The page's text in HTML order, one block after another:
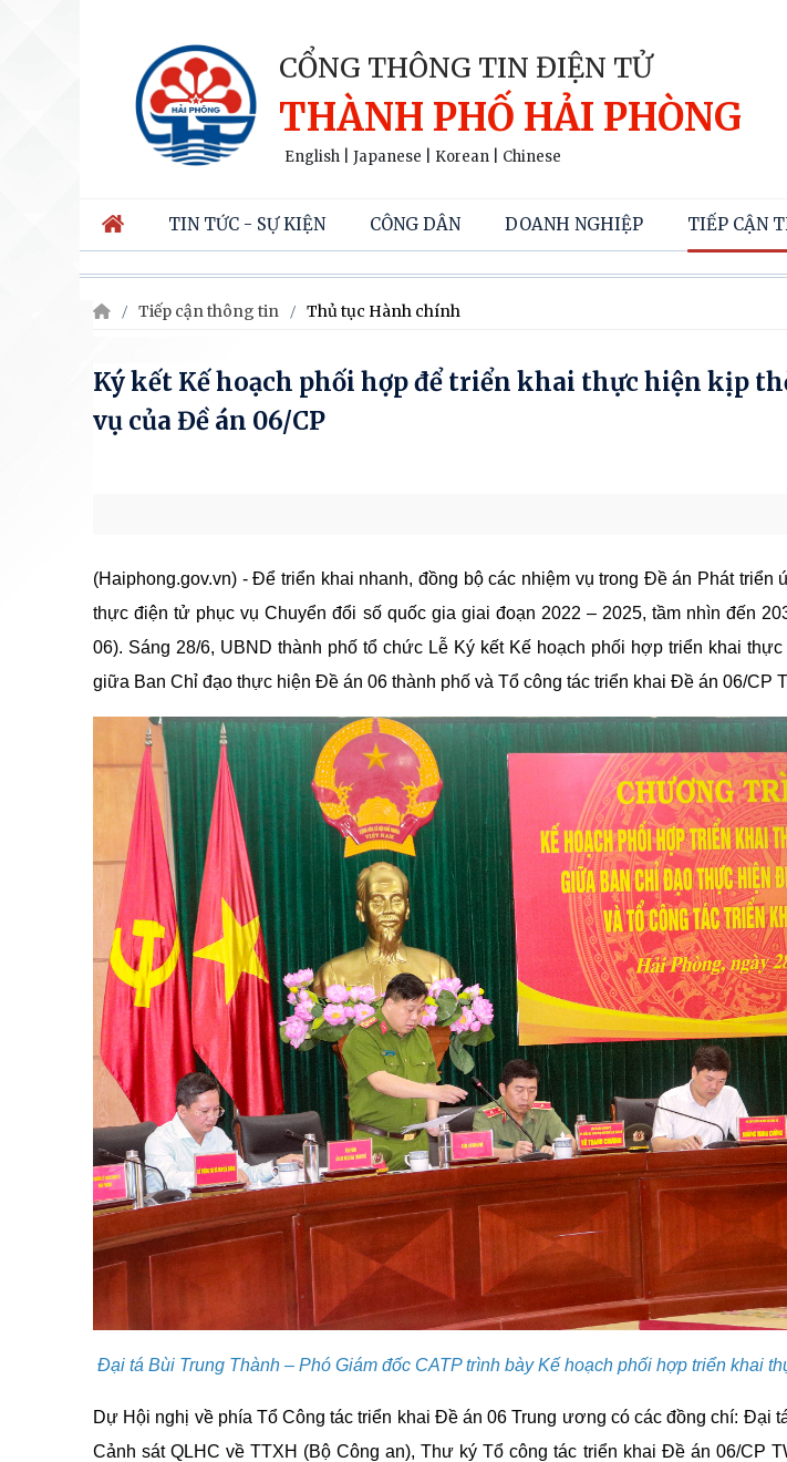
CỔNG THÔNG TIN ĐIỆN TỬ
THÀNH PHỐ HẢI PHÒNG
English Japanese Korean Chinese
TIN TỨC - SỰ KIỆN CÔNG DÂN DOANH NGHIỆP TIẾP CẬN
Tiếp cận thông tin Thủ tục Hành chính
Ký kết Kế hoạch phối hợp để triển khai thực hiện kịp
vụ của Đề án 06/CP
(Haiphong.gov.vn) - Để triển khai nhanh, đồng bộ các nhiệm vụ trong Đề án Phát triển
thực điện tử phục vụ Chuyển đổi số quốc gia giai đoạn 2022 – 2025, tầm nhìn đến
06). Sáng 28/6, UBND thành phố tổ chức Lễ Ký kết Kế hoạch phối hợp triển khai
giữa Ban Chỉ đạo thực hiện Đề án 06 thành phố và Tổ công tác triển khai Đề án 06/CP
Đại tá Bùi Trung Thành – Phó Giám đốc CATP trình bày Kế hoạch phối hợp triển khai
Dự Hội nghị về phía Tổ Công tác triển khai Đề án 06 Trung ương có các đồng chí: Đại
Cảnh sát QLHC về TTXH (Bộ Công an), Thư ký Tổ công tác triển khai Đề án 06/CP